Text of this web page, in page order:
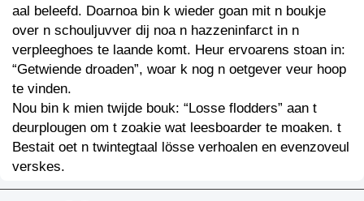
aal beleefd. Doarnoa bin k wieder goan mit n boukje
over n schouljuvver dij noa n hazzeninfarct in n
verpleeghoes te laande komt. Heur ervoarens stoan in:
“Getwiende droaden”, woar k nog n oetgever veur hoop
te vinden.
Nou bin k mien twijde bouk: “Losse flodders” aan t
deurplougen om t zoakie wat leesboarder te moaken. t
Bestait oet n twintegtaal lösse verhoalen en evenzoveul
verskes.